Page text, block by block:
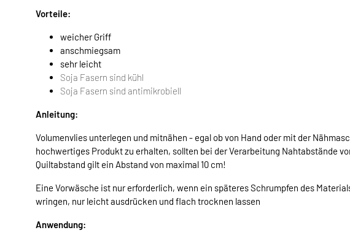
Vorteile:
weicher Griff
anschmiegsam
sehr leicht
Soja Fasern sind kühl
Soja Fasern sind antimikrobiell
Anleitung:
Volumenvlies unterlegen und mitnähen - egal ob von Hand oder mit der
hochwertiges Produkt zu erhalten, sollten bei der Verarbeitung Nahtabstände
Quiltabstand gilt ein Abstand von maximal 10 cm!
Eine Vorwäsche ist nur erforderlich, wenn ein späteres Schrumpfen des
wringen, nur leicht ausdrücken und flach trocknen lassen
Anwendung: